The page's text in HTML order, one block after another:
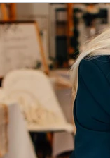
Hochzeit
Paar